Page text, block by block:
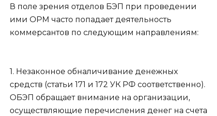
В поле зрения отделов БЭП при проведении
ими ОРМ часто попадает деятельность
коммерсантов по следующим направлениям:
1. Незаконное обналичивание денежных
средств (статьи 171 и 172 УК РФ соответственно).
ОБЭП обращает внимание на организации,
осуществляющие перечисления денег на счета